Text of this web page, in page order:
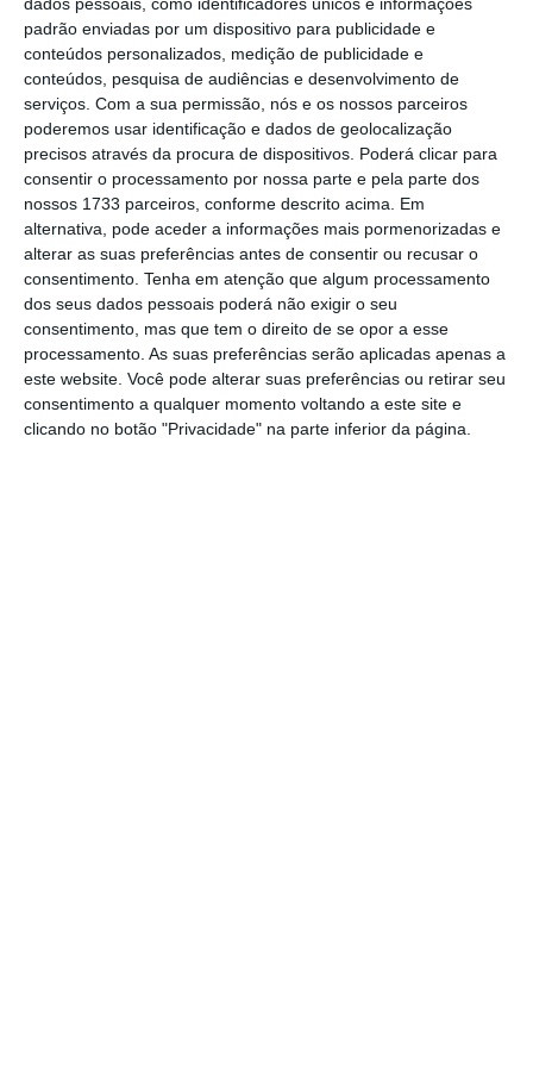
dados pessoais, como identificadores únicos e informações
padrão enviadas por um dispositivo para publicidade e
conteúdos personalizados, medição de publicidade e
conteúdos, pesquisa de audiências e desenvolvimento de
serviços. Com a sua permissão, nós e os nossos parceiros
poderemos usar identificação e dados de geolocalização
precisos através da procura de dispositivos. Poderá clicar para
consentir o processamento por nossa parte e pela parte dos
nossos 1733 parceiros, conforme descrito acima. Em
alternativa, pode aceder a informações mais pormenorizadas e
alterar as suas preferências antes de consentir ou recusar o
consentimento. Tenha em atenção que algum processamento
dos seus dados pessoais poderá não exigir o seu
consentimento, mas que tem o direito de se opor a esse
processamento. As suas preferências serão aplicadas apenas a
este website. Você pode alterar suas preferências ou retirar seu
consentimento a qualquer momento voltando a este site e
clicando no botão "Privacidade" na parte inferior da página.
“As propostas [de alteração ao Orçamento do
Estado para 2020] do PSD não são
responsáveis”, referiu o secretário de Estado
do Orçamento, acrescentando que se trata de
propostas “que são o oposto do que o PSD diz
defender”, uma vez que aumentam a
despesa,sem acautelar as devidas
contrapartidas orçamentais, pondo em causa
o excedente das contas públicas.
Para João Leão, com as medidas que
apresentou, nomeadamente a que prevê uma